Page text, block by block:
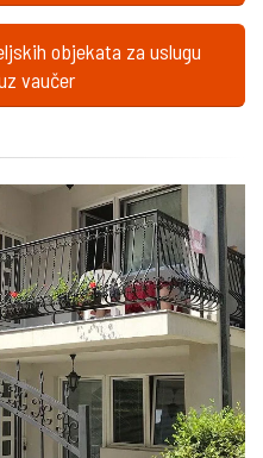
objekata za uslugu
vaučer